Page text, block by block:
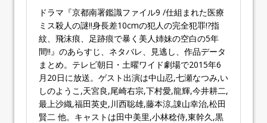
ドラマ『京都南署鑑識ファイル9 /仕組まれた医療
ミス殺人の謎!!身長差10cmの犯人の完全犯罪!?指
紋、飛沫痕、足跡痕で暴く美人姉妹の空白の5年
間!!』のあらすじ、ネタバレ、見逃し、作品データ
まとめ。テレビ朝日・土曜ワイド劇場で2015年6
月20日に放送。ゲスト出演は中山忍,七瀬なつみ,い
しのようこ,天宮良,尾崎右宗,下村愛,龍輝,今井耕二,
最上沙織,福田英史,川西聡雄,藤本涼,諌山幸治,松田
賢二 他。キャストは田中美里,小林稔侍,東幹久,黒